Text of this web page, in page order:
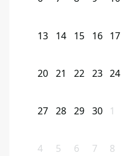
13 14 15 16 17
20 21 22 23 24
27 28 29 30 1
4 5 6 7 8